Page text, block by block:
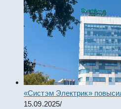
«Систэм Электрик»
15.09.2025/